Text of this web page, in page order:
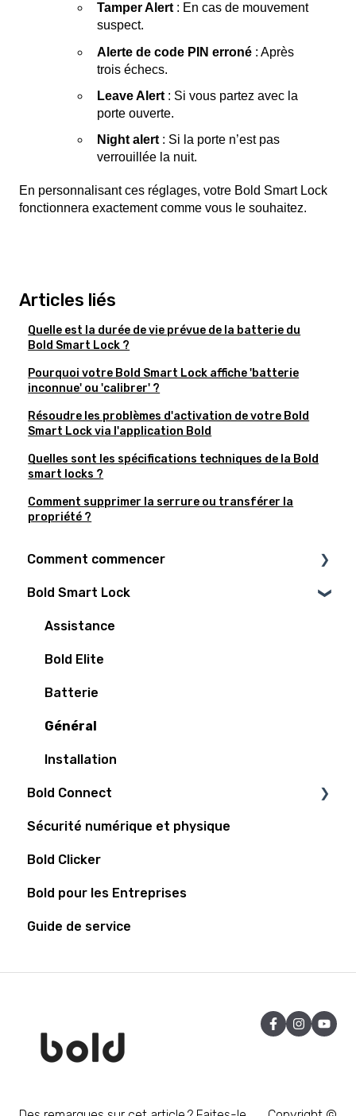
Tamper Alert: En cas de mouvement
suspect.
Alerte de code PIN erroné : Après
trois échecs.
Leave Alert : Si vous partez avec la
porte ouverte.
Night alert : Si la porte n’est pas
verrouillée la nuit.
En personnalisant ces réglages, votre Bold Smart Lock
fonctionnera exactement comme vous le souhaitez.
Articles liés
Quelle est la durée de vie prévue de la batterie du
Bold Smart Lock ?
Pourquoi votre Bold Smart Lock affiche 'batterie
inconnue' ou 'calibrer' ?
Résoudre les problèmes d'activation de votre Bold
Smart Lock via l'application Bold
Quelles sont les spécifications techniques de la Bold
smart locks ?
Comment supprimer la serrure ou transférer la
propriété ?
Comment commencer
Ma porte est-elle prête pour Bold ?
Guides d’installation
Intégrations Smart Home
Fonctionnalités populaires
Bold Smart Lock
Assistance
Bold Elite
Batterie
Général
Installation
Bold Connect
Bold Connect
Bold Controller
Sécurité numérique et physique
Bold Clicker
Bold pour les Entreprises
Guide de service